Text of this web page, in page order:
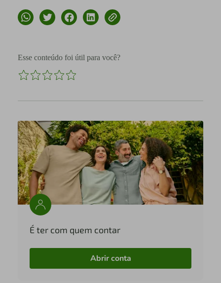
Esse conteúdo foi útil para você?
É ter com quem contar
Abrir conta